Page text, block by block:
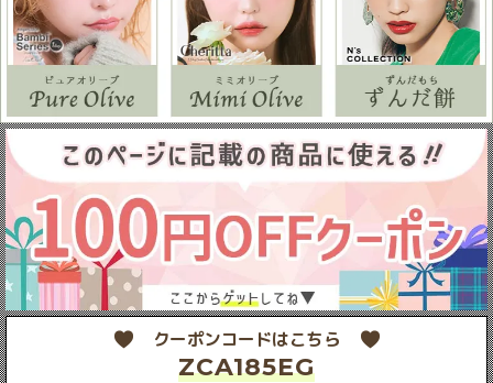
クーポンコードはこちら
ZCA185EG